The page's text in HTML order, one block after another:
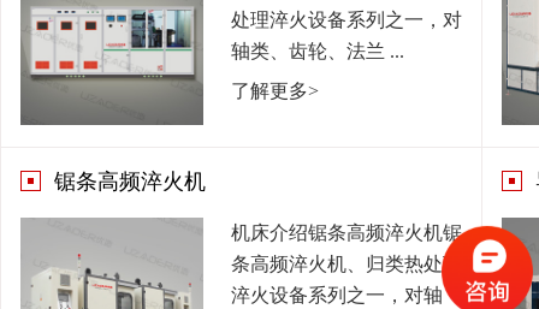
处理淬火设备系列之一，对
轴类、齿轮、法兰 ...
了解更多>
锯条高频淬火机
机床介绍锯条高频淬火机锯
条高频淬火机、归类热处理
淬火设备系列之一，对轴